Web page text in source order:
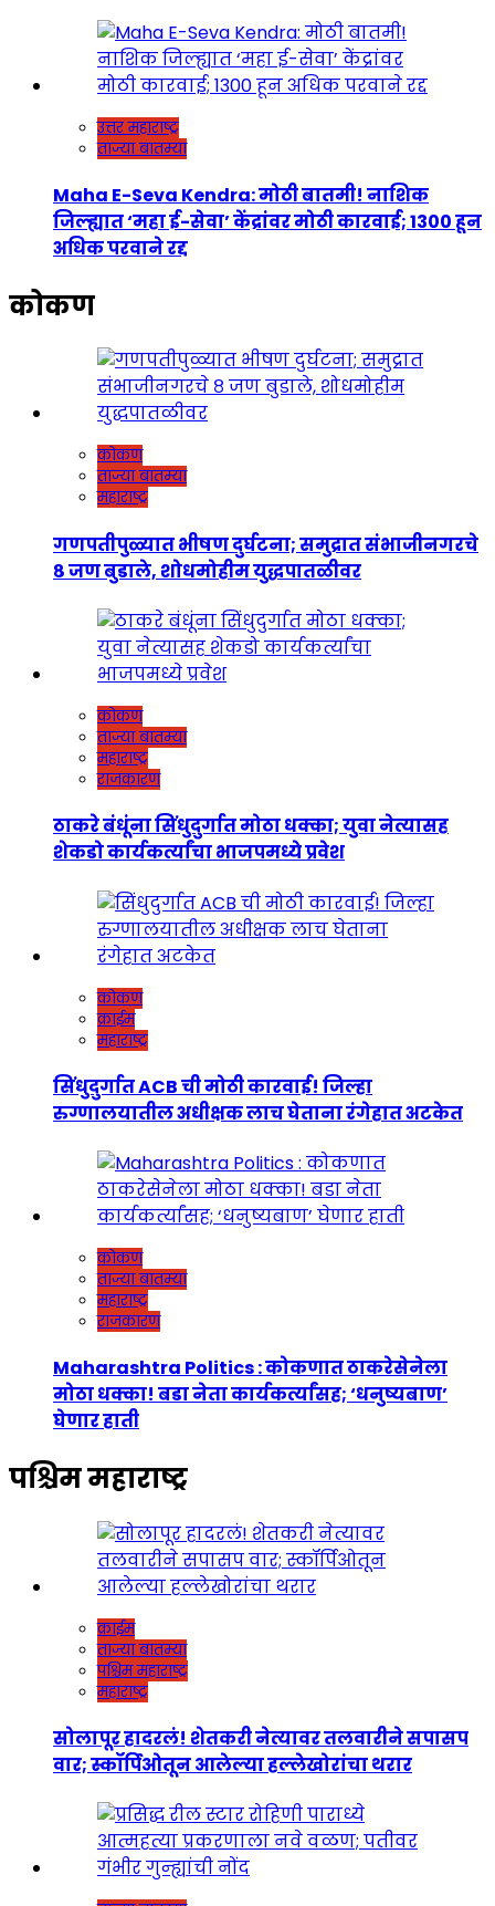
उत्तर महाराष्ट्र
ताज्या बातम्या
Maha E-Seva Kendra: मोठी बातमी! नाशिक
जिल्ह्यात ‘महा ई-सेवा’ केंद्रांवर मोठी कारवाई; 1300 हून
अधिक परवाने रद्द
कोकण
कोकण
ताज्या बातम्या
महाराष्ट्र
गणपतीपुळ्यात भीषण दुर्घटना; समुद्रात संभाजीनगरचे
८ जण बुडाले, शोधमोहीम युद्धपातळीवर
कोकण
ताज्या बातम्या
महाराष्ट्र
राजकारण
ठाकरे बंधूंना सिंधुदुर्गात मोठा धक्का; युवा नेत्यासह
शेकडो कार्यकर्त्यांचा भाजपमध्ये प्रवेश
कोकण
क्राईम
महाराष्ट्र
सिंधुदुर्गात ACB ची मोठी कारवाई! जिल्हा
रुग्णालयातील अधीक्षक लाच घेताना रंगेहात अटकेत
कोकण
ताज्या बातम्या
महाराष्ट्र
राजकारण
Maharashtra Politics : कोकणात ठाकरेसेनेला
मोठा धक्का! बडा नेता कार्यकर्त्यांसह; ‘धनुष्यबाण’
घेणार हाती
पश्चिम महाराष्ट्र
क्राईम
ताज्या बातम्या
पश्चिम महाराष्ट्र
महाराष्ट्र
सोलापूर हादरलं! शेतकरी नेत्यावर तलवारीने सपासप
वार; स्कॉर्पिओतून आलेल्या हल्लेखोरांचा थरार